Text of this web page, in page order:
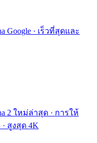
Google · เร็วที่สุดและ
2 ใหม่ล่าสุด · การให้
สูงสุด 4K